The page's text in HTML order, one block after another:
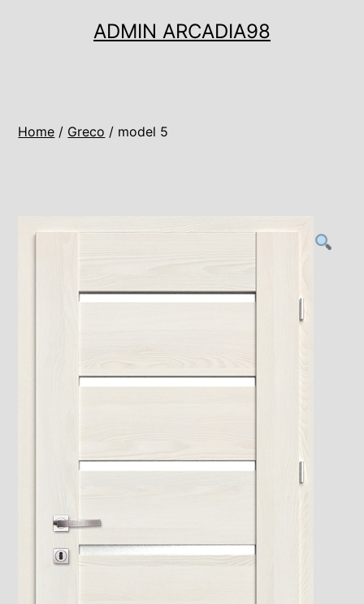
ADMIN ARCADIA98
Home / Greco / model 5